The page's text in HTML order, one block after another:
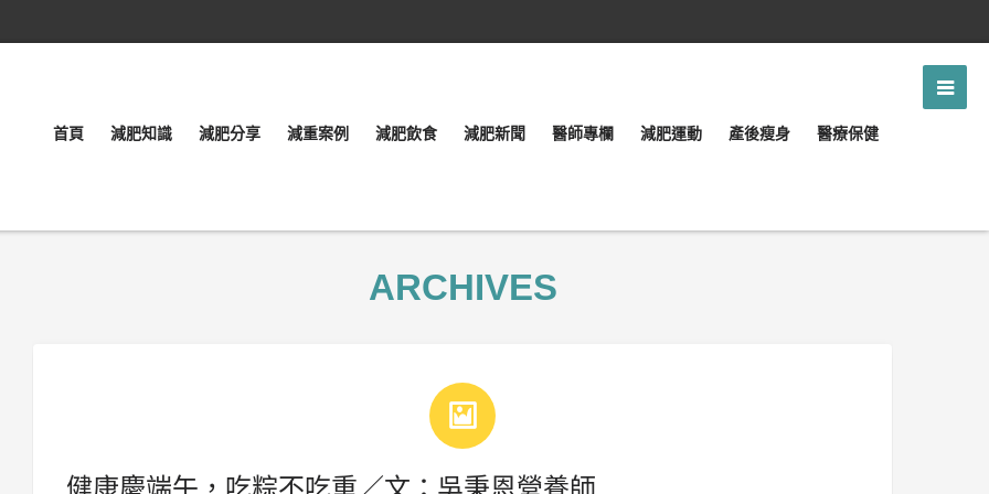
首頁 減肥知識 減肥分享 減重案例 減肥飲食 減肥新聞 醫師專欄 減肥運動 產後瘦身 醫療保健
ARCHIVES
健康慶端午，吃粽不吃重／文：吳秉恩營養師